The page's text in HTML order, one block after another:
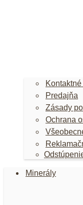
Predajňa
Zásady
Ochrana
Minerály